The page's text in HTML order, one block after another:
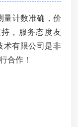
量计数准确，价
，服务态度友
术有限公司是非
合作！